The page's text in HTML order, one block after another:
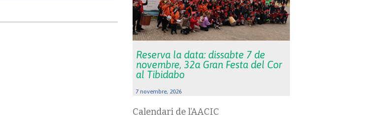
Reserva la data: dissabte 7 de
novembre, 32a Gran Festa del Cor
al Tibidabo
7 novembre, 2026
Calendari de l’AACIC